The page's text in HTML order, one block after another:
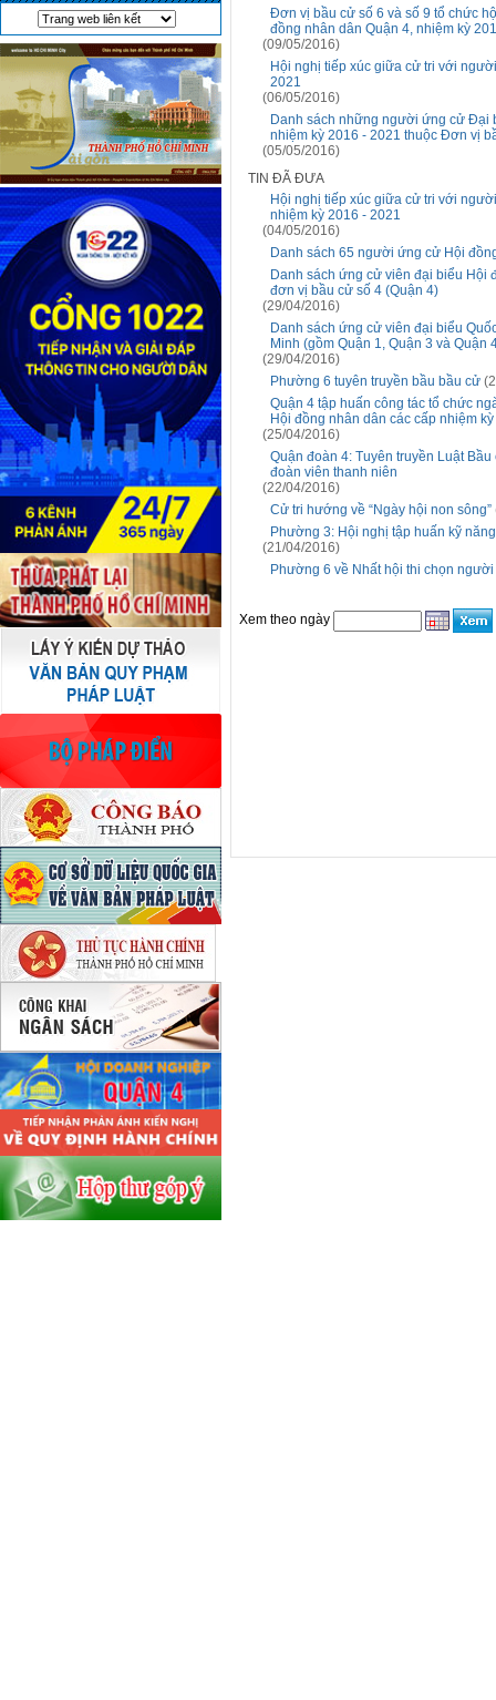
Đơn vị bầu cử số 6 và số 9 tổ chức
đồng nhân dân Quận 4, nhiệm kỳ
(09/05/2016)
Hội nghị tiếp xúc giữa cử tri với
2021
(06/05/2016)
Danh sách những người ứng cử Đại
nhiệm kỳ 2016 - 2021 thuộc Đơn vị
(05/05/2016)
TIN ĐÃ ĐƯA
Hội nghị tiếp xúc giữa cử tri với
nhiệm kỳ 2016 - 2021
(04/05/2016)
Danh sách 65 người ứng cử Hội
Danh sách ứng cử viên đại biểu Hội
đơn vị bầu cử số 4 (Quận 4)
(29/04/2016)
Danh sách ứng cử viên đại biểu
Minh (gồm Quận 1, Quận 3 và Quận
(29/04/2016)
Phường 6 tuyên truyền bầu bầu cử
Quận 4 tập huấn công tác tổ chức
Hội đồng nhân dân các cấp nhiệm
(25/04/2016)
Quận đoàn 4: Tuyên truyền Luật
đoàn viên thanh niên
(22/04/2016)
Cử tri hướng về “Ngày hội non sông”
Phường 3: Hội nghị tập huấn kỹ
(21/04/2016)
Phường 6 về Nhất hội thi chọn
Xem theo ngày